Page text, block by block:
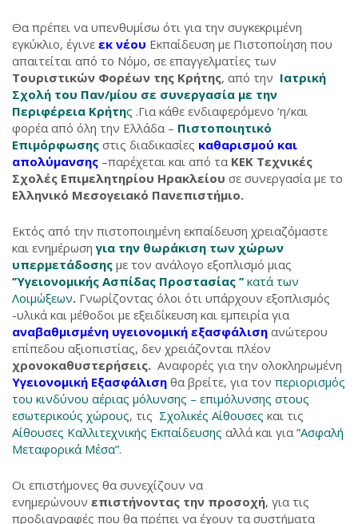
Θα πρέπει να υπενθυμίσω ότι για την συγκεκριμένη
εγκύκλιο, έγινε εκ νέου Εκπαίδευση με Πιστοποίηση που
απαιτείται από το Νόμο, σε επαγγελματίες των
Τουριστικών Φορέων της Κρήτης, από την Ιατρική
Σχολή του Παν/μίου σε συνεργασία με την
Περιφέρεια Κρήτης .Για κάθε ενδιαφερόμενο ‘η/και
φορέα από όλη την Ελλάδα – Πιστοποιητικό
Επιμόρφωσης στις διαδικασίες καθαρισμού και
απολύμανσης –παρέχεται και από τα ΚΕΚ Τεχνικές
Σχολές Επιμελητηρίου Ηρακλείου σε συνεργασία με το
Ελληνικό Μεσογειακό Πανεπιστήμιο.
Εκτός από την πιστοποιημένη εκπαίδευση χρειαζόμαστε
και ενημέρωσηγια την θωράκιση των χώρων
υπερμετάδοσης με τον ανάλογο εξοπλισμό μιας
‘’Υγειονομικής Ασπίδας Προστασίας ’’ κατά των
Λοιμώξεων. Γνωρίζοντας όλοι ότι υπάρχουν εξοπλισμός
-υλικά και μέθοδοι με εξειδίκευση και εμπειρία για
αναβαθμισμένη υγειονομική εξασφάλιση ανώτερου
επίπεδου αξιοπιστίας, δεν χρειάζονται πλέον
χρονοκαθυστερήσεις. Αναφορές για την ολοκληρωμένη
Υγειονομική Εξασφάλιση θα βρείτε, για τον περιορισμός
του κινδύνου αέριας μόλυνσης – επιμόλυνσης στους
εσωτερικούς χώρους, τις Σχολικές Αίθουσες και τις
Αίθουσες Καλλιτεχνικής Εκπαίδευσης αλλά και για ”Ασφαλή
Μεταφορικά Μέσα”.
Οι επιστήμονες θα συνεχίζουν να
ενημερώνουν επιστήνοντας την προσοχή, για τις
προδιαγραφές που θα πρέπει να έχουν τα συστήματα